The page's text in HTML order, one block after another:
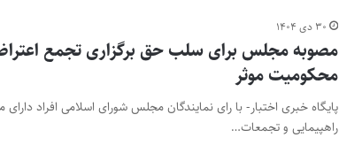
۳۰ دی ۱۴۰۴
مصوبه مجلس برای سلب حق برگزاری تجمع
محکومیت موثر
پایگاه خبری اختبار- با رای نمایندگان مجلس شورای اسلامی افراد دارای
راهپیمایی و تجمعات…